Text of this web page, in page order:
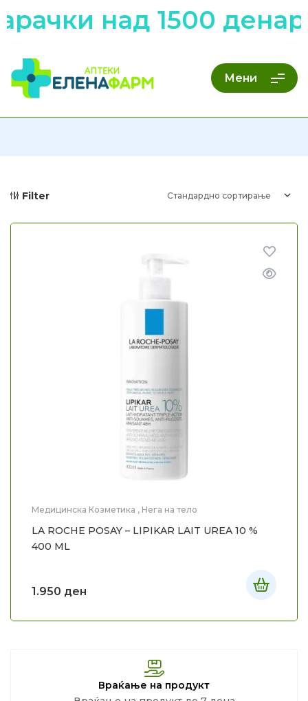
над 1500
Мени
Filter
Медицинска Козметика , Нега на тело
LA ROCHE POSAY – LIPIKAR LAIT UREA 10 %
400 ML
1.950 ден
Враќање на продукт